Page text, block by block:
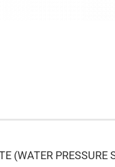
(WATER PRESSURE